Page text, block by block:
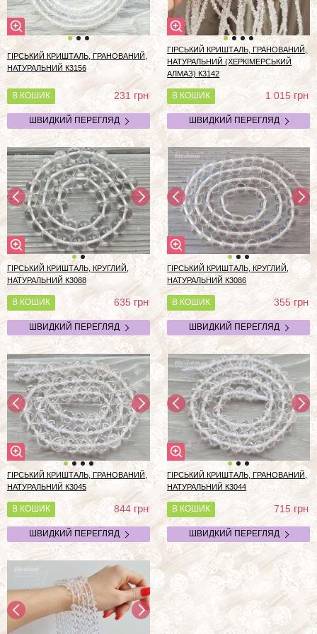
ГІРСЬКИЙ КРИШТАЛЬ, ГРАНОВАНИЙ,
НАТУРАЛЬНИЙ К3156
В КОШИК 231грн
ШВИДКИЙ ПЕРЕГЛЯД
ГІРСЬКИЙ КРИШТАЛЬ, ГРАНОВАНИЙ,
НАТУРАЛЬНИЙ (ХЕРКІМЕРСЬКИЙ
АЛМАЗ) К3142
В КОШИК 1 015грн
ШВИДКИЙ ПЕРЕГЛЯД
ГІРСЬКИЙ КРИШТАЛЬ, КРУГЛИЙ,
НАТУРАЛЬНИЙ К3088
В КОШИК 635грн
ШВИДКИЙ ПЕРЕГЛЯД
ГІРСЬКИЙ КРИШТАЛЬ, КРУГЛИЙ,
НАТУРАЛЬНИЙ К3086
В КОШИК 355грн
ШВИДКИЙ ПЕРЕГЛЯД
ГІРСЬКИЙ КРИШТАЛЬ, ГРАНОВАНИЙ,
НАТУРАЛЬНИЙ К3045
В КОШИК 844грн
ШВИДКИЙ ПЕРЕГЛЯД
ГІРСЬКИЙ КРИШТАЛЬ, ГРАНОВАНИЙ,
НАТУРАЛЬНИЙ К3044
В КОШИК 715грн
ШВИДКИЙ ПЕРЕГЛЯД